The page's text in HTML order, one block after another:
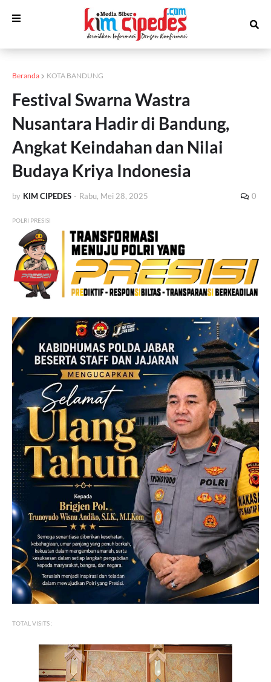
Beranda KOTA BANDUNG
Festival Swarna Wastra
Nusantara Hadir di Bandung,
Angkat Keindahan dan Nilai
Budaya Kriya Indonesia
by KIM CIPEDES - Rabu, Mei 28, 2025 0
POLRI PRESISI
TOTAL VISITS :